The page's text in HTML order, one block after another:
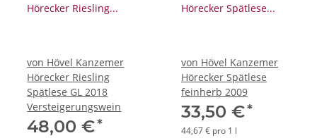
von Hövel Kanzemer
Hörecker Riesling
Spätlese GL 2018
Versteigerungswein
48,00 €*
von Hövel Kanzemer
Hörecker Spätlese
feinherb 2009
33,50 €*
44,67 € pro 1 l